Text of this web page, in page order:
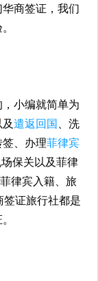
商签证，我们
小编就简单为
遣返回国 、洗
、办理菲律宾
保关以及菲律
律宾入籍、旅
证旅行社都是